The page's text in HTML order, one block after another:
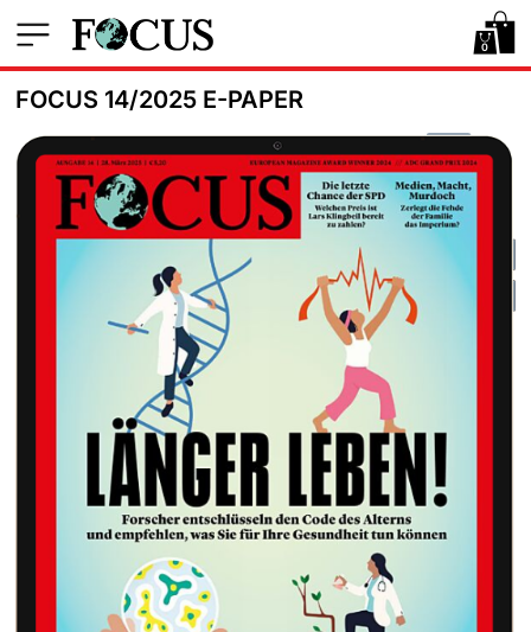
0
FOCUS 14/2025 E-PAPER